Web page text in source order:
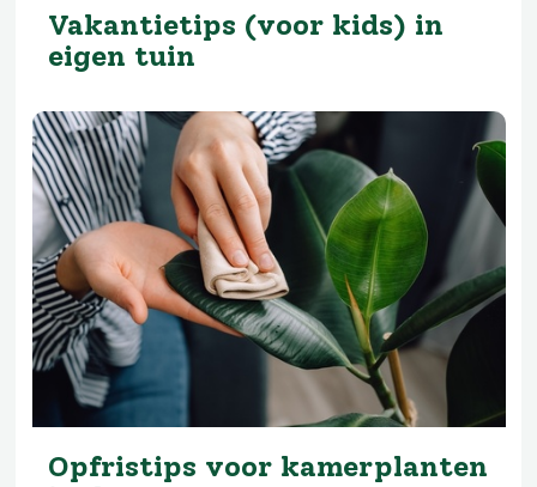
Vakantietips (voor kids) in
eigen tuin
Opfristips voor kamerplanten